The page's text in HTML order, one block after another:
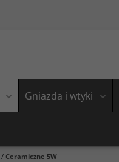
Gniazda i wtyki
/ Ceramiczne 5W